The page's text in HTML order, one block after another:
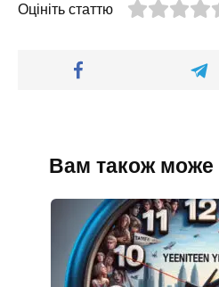
Оцініть статтю
Вам також може